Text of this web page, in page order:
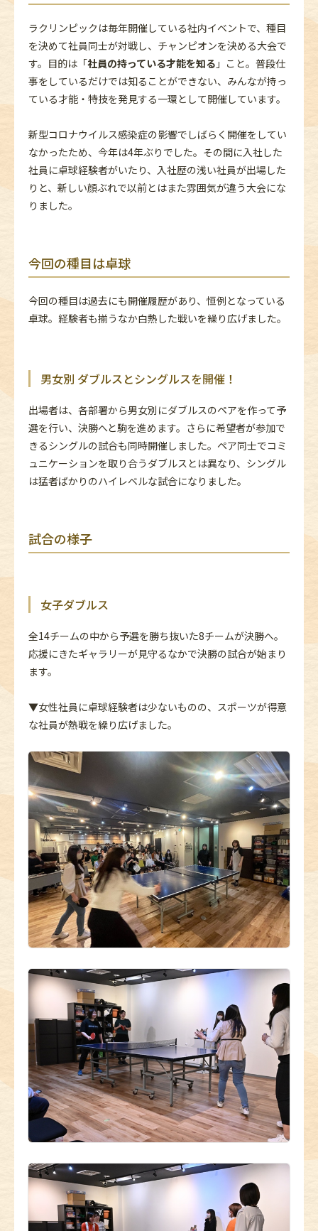
ラクリンピックは毎年開催している社内イベントで、種目
を決めて社員同士が対戦し、チャンピオンを決める大会で
す。目的は「社員の持っている才能を知る 」こと。普段仕
事をしているだけでは知ることができない、みんなが持っ
ている才能・特技を発見する一環として開催しています。
新型コロナウイルス感染症の影響でしばらく開催をしてい
なかったため、今年は4年ぶりでした。その間に入社した
社員に卓球経験者がいたり、入社歴の浅い社員が出場した
りと、新しい顔ぶれで以前とはまた雰囲気が違う大会にな
りました。
今回の種目は卓球
今回の種目は過去にも開催履歴があり、恒例となっている
卓球。経験者も揃うなか白熱した戦いを繰り広げました。
男女別 ダブルスとシングルスを開催！
出場者は、各部署から男女別にダブルスのペアを作って予
選を行い、決勝へと駒を進めます。さらに希望者が参加で
きるシングルの試合も同時開催しました。ペア同士でコミ
ュニケーションを取り合うダブルスとは異なり、シングル
は猛者ばかりのハイレベルな試合になりました。
試合の様子
女子ダブルス
全14チームの中から予選を勝ち抜いた8チームが決勝へ。
応援にきたギャラリーが見守るなかで決勝の試合が始まり
ます。
▼女性社員に卓球経験者は少ないものの、スポーツが得意
な社員が熱戦を繰り広げました。